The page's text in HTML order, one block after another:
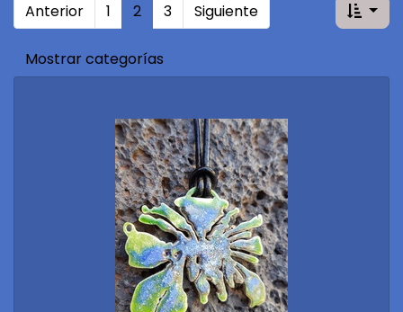
Anterior 1 2 3 Siguiente
Mostrar categorías